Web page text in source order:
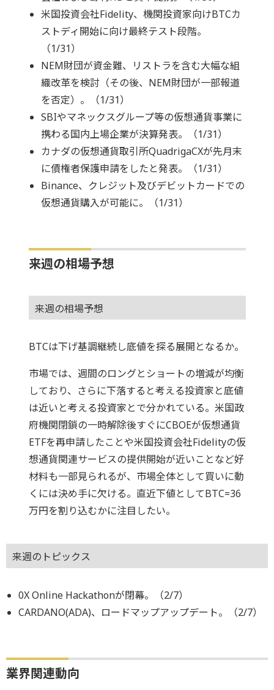
米国投資会社Fidelity、機関投資家向けBTCカ
ストディ開始に向け最終テスト段階。
（1/31）
NEM財団が資金難、リストラを含む大幅な組
織改革を検討（その後、NEM財団が一部報道
を否定）。（1/31）
SBIやマネックスグループ等の仮想通貨事業に
携わる国内上場企業が決算発表。（1/31）
カナダの仮想通貨取引所QuadrigaCXが先月末
に債権者保護申請をしたと発表。（1/31）
Binance、クレジット及びデビットカードでの
仮想通貨購入が可能に。（1/31）
来週の相場予想
来週の相場予想
BTCは下げ基調継続し底値を探る展開となるか。
市場では、週間のロングとショートの増減が均衡
しており、さらに下落すると考える投資家と底値
は近いと考える投資家とで分かれている。米国政
府機関閉鎖の一時解除後すぐにCBOEが仮想通貨
ETFを再申請したことや米国投資会社Fidelityの仮
想通貨関連サービスの提供開始が近いことなど好
材料も一部見られるが、市場全体として買いに動
くには決め手に欠ける。直近下値としてBTC=36
万円を割り込むかに注目したい。
来週のトピックス
0X Online Hackathonが閉幕。（2/7）
CARDANO(ADA)、ロードマップアップデート。（2/7）
業界関連動向